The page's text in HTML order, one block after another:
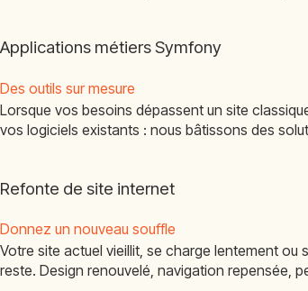
Applications métiers Symfony
Des outils sur mesure
Lorsque vos besoins dépassent un site
vos logiciels existants : nous bâtissons des
Refonte de site internet
Donnez un nouveau souffle
Votre site actuel vieillit, se charge lentement
reste. Design renouvelé, navigation repensée,